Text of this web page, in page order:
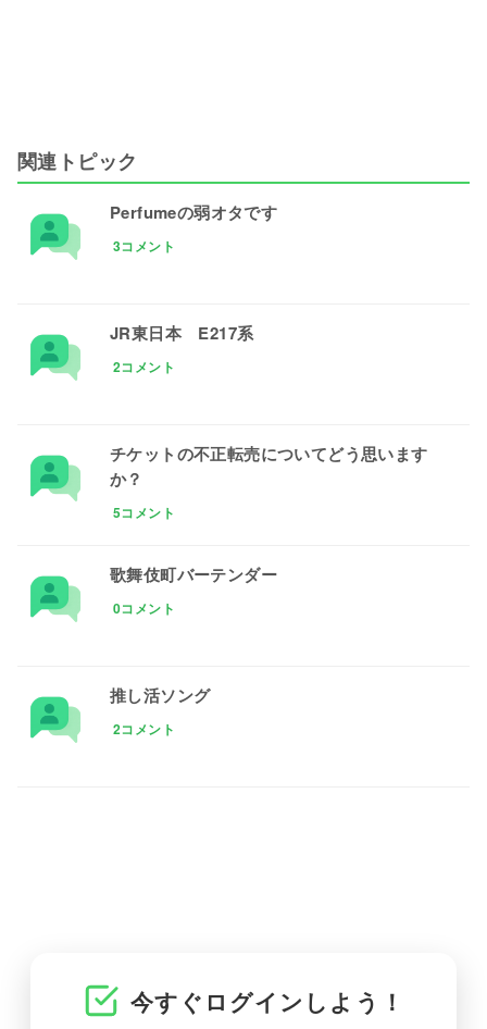
関連トピック
Perfumeの弱オタです
3コメント
JR東日本 E217系
2コメント
チケットの不正転売についてどう思います
か？
5コメント
歌舞伎町バーテンダー
0コメント
推し活ソング
2コメント
今すぐログインしよう！